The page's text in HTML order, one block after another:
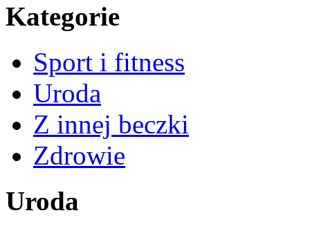
Kategorie
Sport i fitness
Uroda
Z innej beczki
Zdrowie
Uroda